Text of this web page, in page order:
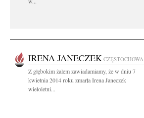
IRENA JANECZEK CZĘSTOCHOWA
Z głębokim żalem zawiadamiamy, że w dniu 7
kwietnia 2014 roku zmarła Irena Janeczek
wieloletni...